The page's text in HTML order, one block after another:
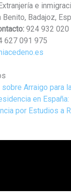
e
Benito, Badajoz,
924 932 020
627 091 975
Arraigo para
en
por Estudios a